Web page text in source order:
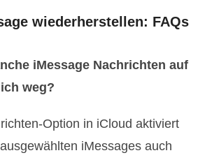
wiederherstellen: FAQs
iMessage Nachrichten auf
weg?
Option in iCloud aktiviert
iMessages auch